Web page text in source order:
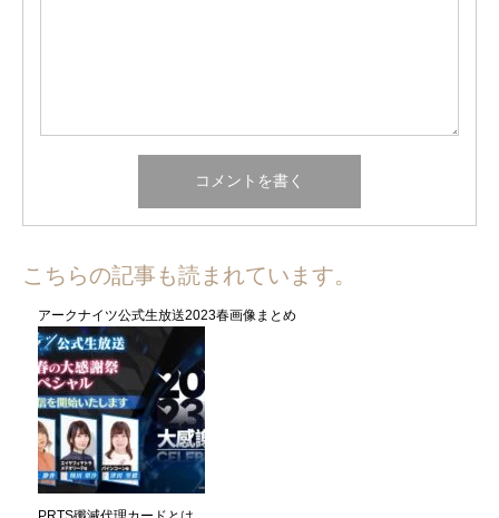
こちらの記事も読まれています。
アークナイツ公式生放送2023春画像まとめ